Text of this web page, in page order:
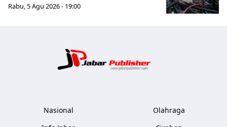
Rabu, 5 Agu 2026 - 19:00
Nasional
Olahraga